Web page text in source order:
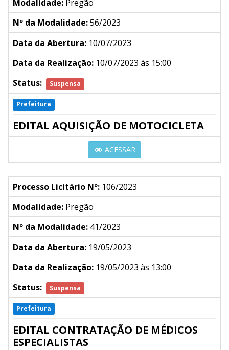
Modalidade: Pregão
Nº da Modalidade:56/2023
Data da Abertura: 10/07/2023
Data da Realização: 10/07/2023 às 15:00
Status:
Suspensa
Prefeitura
EDITAL AQUISIÇÃO DE MOTOCICLETA
ACESSAR
Processo Licitário Nº: 106/2023
Modalidade: Pregão
Nº da Modalidade: 41/2023
Data da Abertura: 19/05/2023
Data da Realização: 19/05/2023 às 13:00
Status:
Suspensa
Prefeitura
EDITAL CONTRATAÇÃO DE MÉDICOS
ESPECIALISTAS